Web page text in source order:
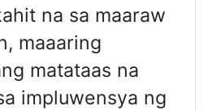
na sa maaraw
maaaring
matataas na
impluwensya ng